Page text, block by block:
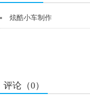
炫酷小车制作
评论（0）